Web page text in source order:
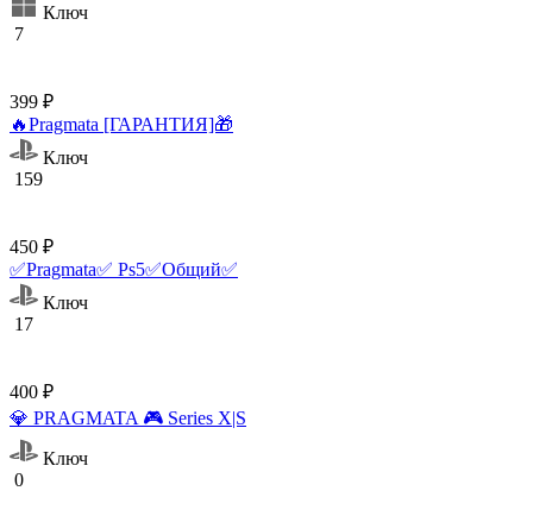
Ключ
7
399 ₽
🔥Pragmata [ГАРАНТИЯ]🎁
Ключ
159
450 ₽
✅Pragmata✅ Ps5✅Общий✅
Ключ
17
400 ₽
💎 PRAGMATA 🎮 Series X|S
Ключ
0